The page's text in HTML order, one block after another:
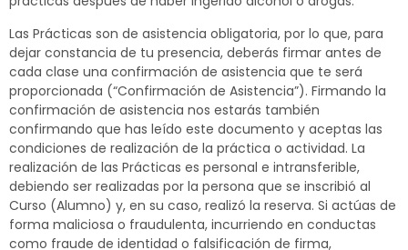
Las Prácticas son de asistencia obligatoria, por lo que, para
dejar constancia de tu presencia, deberás firmar antes de
cada clase una confirmación de asistencia que te será
proporcionada (“Confirmación de Asistencia”). Firmando la
confirmación de asistencia nos estarás también
confirmando que has leído este documento y aceptas las
condiciones de realización de la práctica o actividad. La
realización de las Prácticas es personal e intransferible,
debiendo ser realizadas por la persona que se inscribió al
Curso (Alumno) y, en su caso, realizó la reserva. Si actúas de
forma maliciosa o fraudulenta, incurriendo en conductas
como fraude de identidad o falsificación de firma,